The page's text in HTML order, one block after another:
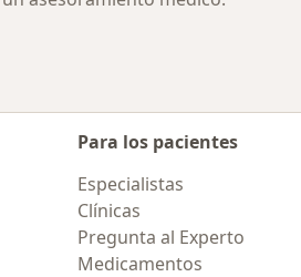
Para los pacientes
Especialistas
Clínicas
Pregunta al Experto
Medicamentos